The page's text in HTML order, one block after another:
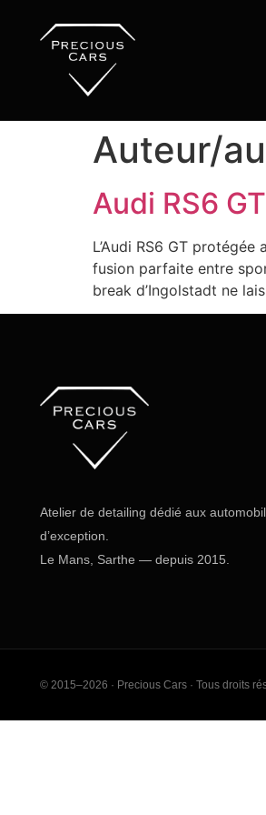
Auteur/
Audi RS6
L’Audi RS6 GT
fusion parfaite entre
break d’Ingolstadt ne
Atelier de detailing dédié aux
d’exception.
Le Mans, Sarthe — depuis 2015.
© 2015–2026 · Precious Cars · Tous droits